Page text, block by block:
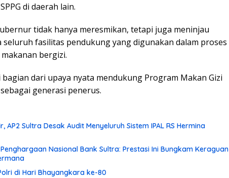
di daerah lain.
tidak hanya meresmikan, tetapi juga meninjau
seluruh fasilitas pendukung yang digunakan dalam proses
bergizi.
dari upaya nyata mendukung Program Makan Gizi
generasi penerus.
Sultra Desak Audit Menyeluruh Sistem IPAL RS Hermina
Nasional Bank Sultra: Prestasi Ini Bungkam Keraguan
di Hari Bhayangkara ke-80